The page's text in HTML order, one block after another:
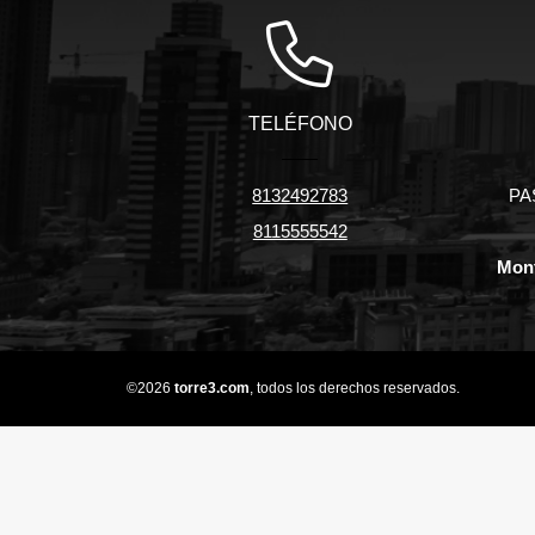
TELÉFONO
8132492783
8115555542
©2026 torre3.com, todos los derechos reservados.